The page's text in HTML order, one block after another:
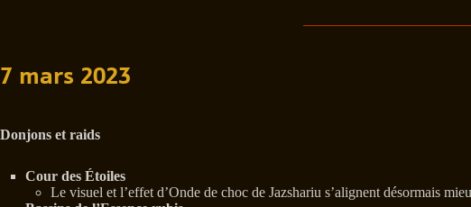
7 mars 2023
Donjons et raids
Cour des Étoiles
Le visuel et l’effet d’Onde de choc de Jazshariu s’alignent désormais